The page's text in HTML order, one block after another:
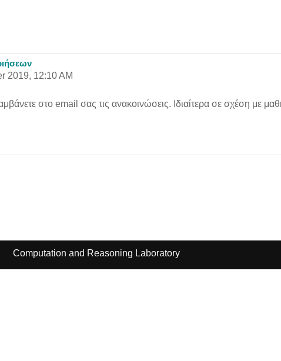
2019, 12:10 AM
στο email σας τις ανακοινώσεις. Ιδιαίτερα σε σχέση με
Computation and Reasoning Laboratory